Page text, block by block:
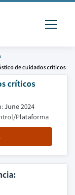
de cuidados críticos
críticos
June 2024
Plataforma